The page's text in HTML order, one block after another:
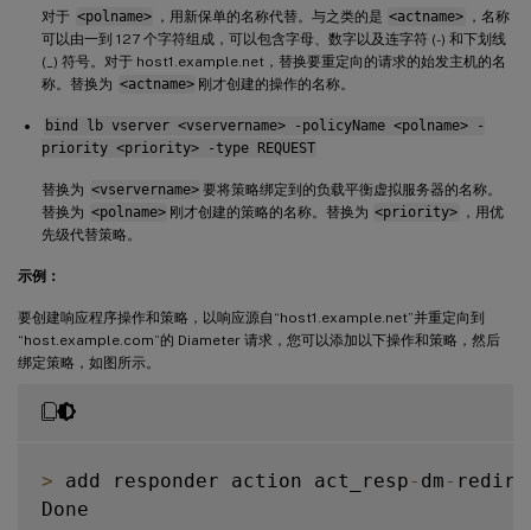
对于 <polname> ，用新保单的名称代替。与之类的是 <actname> ，名称
可以由一到 127 个字符组成，可以包含字母、数字以及连字符 (-) 和下划线
(_) 符号。对于 host1.example.net，替换要重定向的请求的始发主机的名
称。替换为 <actname> 刚才创建的操作的名称。
bind lb vserver <vservername> -policyName <polname> -
priority <priority> -type REQUEST
替换为 <vservername> 要将策略绑定到的负载平衡虚拟服务器的名称。
替换为 <polname> 刚才创建的策略的名称。替换为 <priority> ，用优
先级代替策略。
示例：
要创建响应程序操作和策略，以响应源自“host1.example.net”并重定向到
“host.example.com”的 Diameter 请求，您可以添加以下操作和策略，然后
绑定策略，如图所示。
> add responder action act_resp - dm -
Done